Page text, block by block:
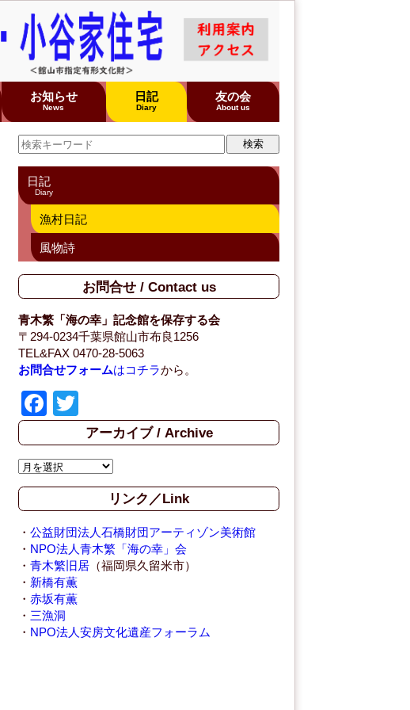
お知らせ
News
日記
Diary
友の会
About us
日記
Diary
漁村日記
風物詩
お問合せ / Contact us
青木繁「海の幸」記念館を保存する会
〒294-0234千葉県館山市布良1256
TEL&FAX 0470-28-5063
お問合せフォームはコチラから。
F
a
c
e
b
o
o
k
wi
tt
er
アーカイブ / Archive
ア
イ
ブ
A
c
h
リンク／Link
・ 公益財団法人石橋財団アーティゾン美術館
・ NPO法人青木繁「海の幸」会
・ 青木繁旧居 （福岡県久留米市）
・ 新橋有薫
・ 赤坂有薫
・ 三漁洞
・ NPO法人安房文化遺産フォーラム